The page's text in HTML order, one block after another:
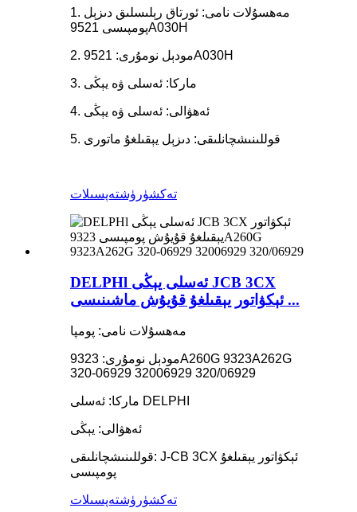
1. مەھسۇلات نامى: ئورتاق رېلىسلىق دىزېل
پومپىسى 9521A030H
2. مودېل نومۇرى: 9521A030H
3. ماركا: ئەسلى ۋە يېڭى
4. ئەھۋالى: ئەسلى ۋە يېڭى
5. قوللىنىشچانلىقى: دىزېل يېقىلغۇ ماتورى
تەكشۈرۈشتەپسىلات
DELPHl ئەسلى يېڭى JCB 3CX
ئېكۋاتور يېقىلغۇ قۇيۇش ماشىنىسى ...
مەھسۇلات نامى: پومپا
مودېل نومۇرى: 9323A260G 9323A262G
320-06929 32006929 320/06929
ماركا: ئەسلى DELPHI
ئەھۋالى: يېڭى
قوللىنىشچانلىقى: J-CB 3CX ئېكۋاتور يېقىلغۇ
پومپىسى
تەكشۈرۈشتەپسىلات